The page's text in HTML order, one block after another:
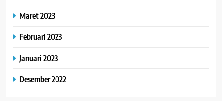
Maret 2023
Februari 2023
Januari 2023
Desember 2022